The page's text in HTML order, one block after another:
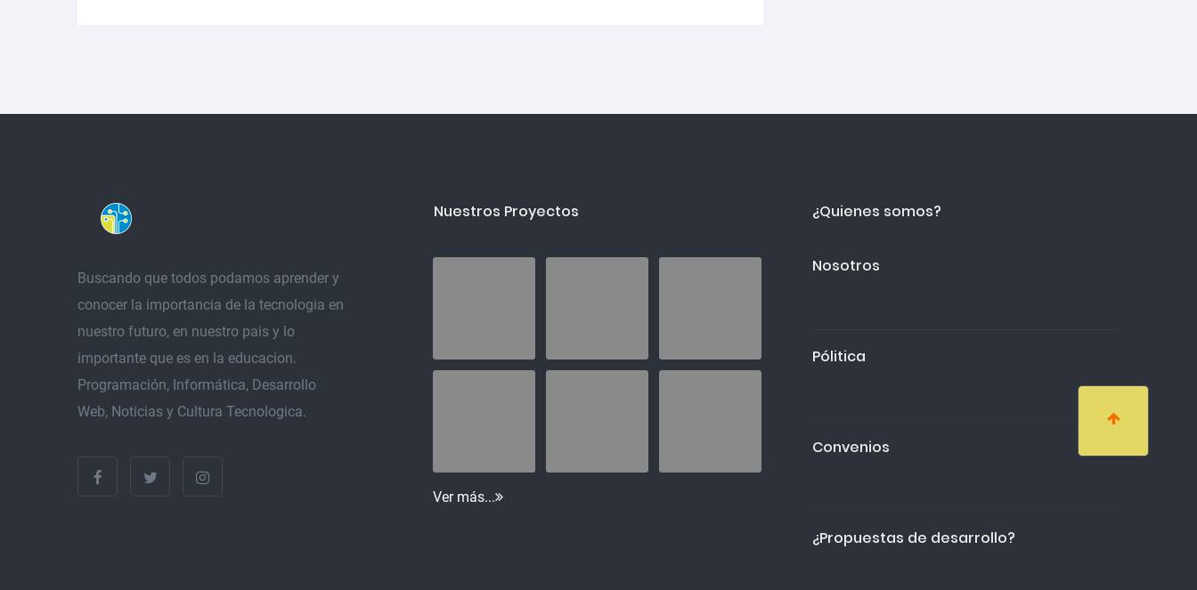
Buscando que todos podamos aprender y
conocer la importancia de la tecnologia en
nuestro futuro, en nuestro pais y lo
importante que es en la educacion.
Programación, Informática, Desarrollo
Web, Noticias y Cultura Tecnologica.
Nuestros Proyectos
Ver más...
¿Quienes somos?
Nosotros
Pólitica
Convenios
¿Propuestas de desarrollo?